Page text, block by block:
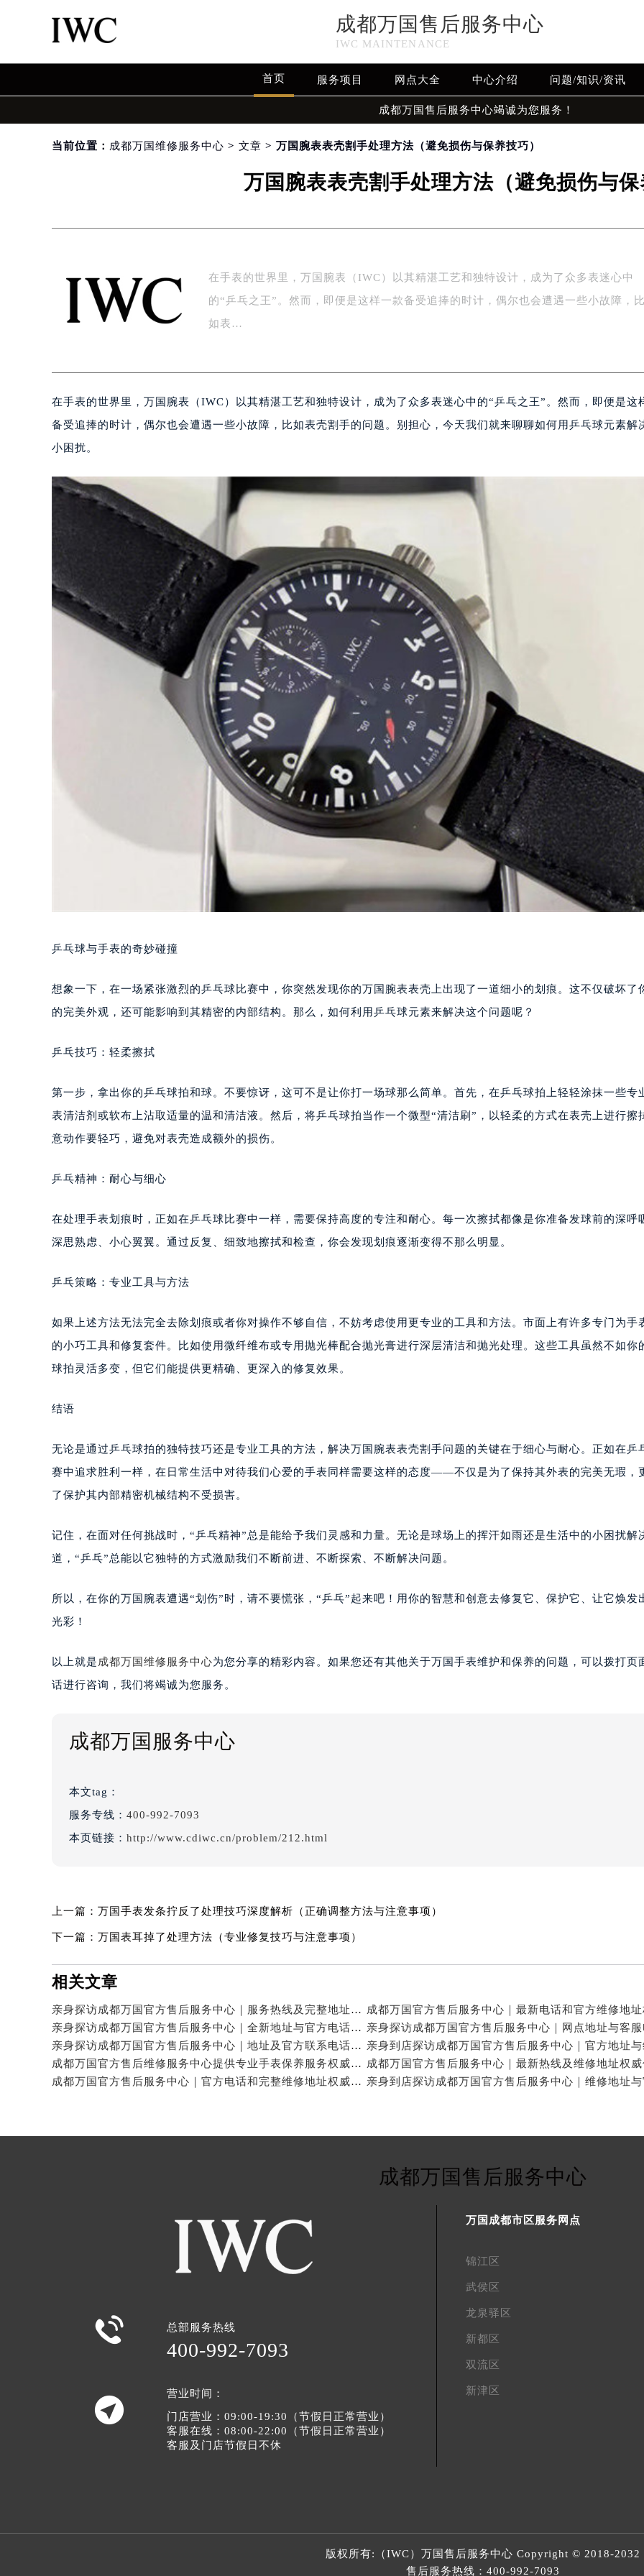
成都万国售后服务中心
IWC MAINTENANCE
首页 服务项目 网点大全 中心介绍 问题/知识/资讯
成都万国售后服务中心竭诚为您服务！
当前位置： 成都万国维修服务中心 > 文章 > 万国腕表表壳割手处理方法（避免损伤与保养技巧）
万国腕表表壳割手处理方法（避免损伤与
在手表的世界里，万国腕表（IWC）以其精湛工艺和独特设计，成为了众多表迷心中
的“乒乓之王”。然而，即便是这样一款备受追捧的时计，偶尔也会遭遇一些小故障，
如表…
在手表的世界里，万国腕表（IWC）以其精湛工艺和独特设计，成为了众多表迷心中的“乒乓之王”。然而，即便是这
备受追捧的时计，偶尔也会遭遇一些小故障，比如表壳割手的问题。别担心，今天我们就来聊聊如何用乒乓球元素解
小困扰。
乒乓球与手表的奇妙碰撞
想象一下，在一场紧张激烈的乒乓球比赛中，你突然发现你的万国腕表表壳上出现了一道细小的划痕。这不仅破坏了
的完美外观，还可能影响到其精密的内部结构。那么，如何利用乒乓球元素来解决这个问题呢？
乒乓技巧：轻柔擦拭
第一步，拿出你的乒乓球拍和球。不要惊讶，这可不是让你打一场球那么简单。首先，在乒乓球拍上轻轻涂抹一些专
表清洁剂或软布上沾取适量的温和清洁液。然后，将乒乓球拍当作一个微型“清洁刷”，以轻柔的方式在表壳上进行擦
意动作要轻巧，避免对表壳造成额外的损伤。
乒乓精神：耐心与细心
在处理手表划痕时，正如在乒乓球比赛中一样，需要保持高度的专注和耐心。每一次擦拭都像是你准备发球前的深
深思熟虑、小心翼翼。通过反复、细致地擦拭和检查，你会发现划痕逐渐变得不那么明显。
乒乓策略：专业工具与方法
如果上述方法无法完全去除划痕或者你对操作不够自信，不妨考虑使用更专业的工具和方法。市面上有许多专门为手
的小巧工具和修复套件。比如使用微纤维布或专用抛光棒配合抛光膏进行深层清洁和抛光处理。这些工具虽然不如你
球拍灵活多变，但它们能提供更精确、更深入的修复效果。
结语
无论是通过乒乓球拍的独特技巧还是专业工具的方法，解决万国腕表表壳割手问题的关键在于细心与耐心。正如在乒
赛中追求胜利一样，在日常生活中对待我们心爱的手表同样需要这样的态度——不仅是为了保持其外表的完美无瑕，
了保护其内部精密机械结构不受损害。
记住，在面对任何挑战时，“乒乓精神”总是能给予我们灵感和力量。无论是球场上的挥汗如雨还是生活中的小困扰解
道，“乒乓”总能以它独特的方式激励我们不断前进、不断探索、不断解决问题。
所以，在你的万国腕表遭遇“划伤”时，请不要慌张，“乒乓”起来吧！用你的智慧和创意去修复它、保护它、让它焕发
光彩！
以上就是 成都万国维修服务中心为您分享的精彩内容。如果您还有其他关于万国手表维护和保养的问题，可以拨打页
话进行咨询，我们将竭诚为您服务。
成都万国服务中心
本文tag：
服务专线： 400-992-7093
本页链接： http://www.cdiwc.cn/problem/212.html
上一篇： 万国手表发条拧反了处理技巧深度解析（正确调整方法与注意事项）
下一篇： 万国表耳掉了处理方法（专业修复技巧与注意事项）
相关文章
亲身探访成都万国官方售后服务中心｜服务热线及完整地址（2026年7月最新）
亲身探访成都万国官方售后服务中心｜全新地址与官方电话（2026年7月最新）
亲身探访成都万国官方售后服务中心｜地址及官方联系电话（2026年7月最新）
成都万国官方售后维修服务中心提供专业手表保养服务权威公示（2026年7月最新）
成都万国官方售后服务中心｜官方电话和完整维修地址权威信息公示（2026年7月最新）
成都万国售后服务中心
 总部服务热线
400-992-7093

营业时间：
门店营业：09:00-19:30（节假日正常营业）
客服在线：08:00-22:00（节假日正常营业）
客服及门店节假日不休
万国成都市区服务网点
锦江区
武侯区
龙泉驿区
新都区
双流区
新津区
版权所有:（IWC） 万国售后服务中心 Copyright © 2018-2032
售后服务热线： 400-992-7093